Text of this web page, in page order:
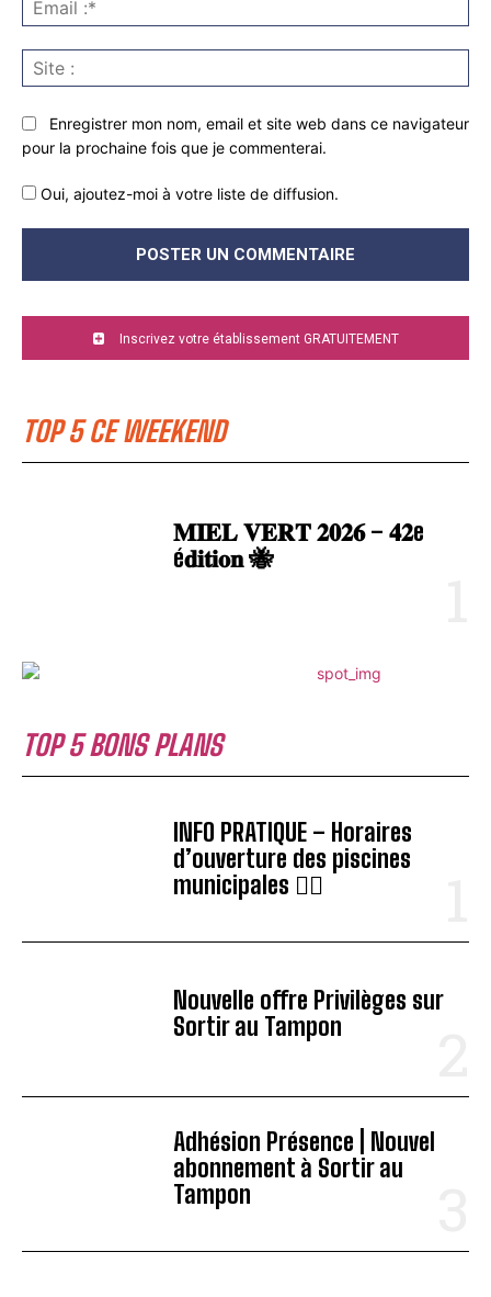
TOP 5 CE WEEKEND
𝐌𝐈𝐄𝐋 𝐕𝐄𝐑𝐓 𝟐𝟎𝟐𝟔 – 𝟒𝟐e
é𝐝𝐢𝐭𝐢𝐨𝐧 🐝
TOP 5 BONS PLANS
INFO PRATIQUE – Horaires
d’ouverture des piscines
municipales 🏊‍♂️
Nouvelle offre Privilèges sur
Sortir au Tampon
Adhésion Présence | Nouvel
abonnement à Sortir au
Tampon
:*
:
Enregistrer mon nom, email et site web dans ce navigateur
pour la prochaine fois que je commenterai.
Oui, ajoutez-moi à votre liste de diffusion.
Inscrivez votre établissement GRATUITEMENT